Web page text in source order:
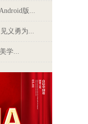
版...
义勇为...
学...